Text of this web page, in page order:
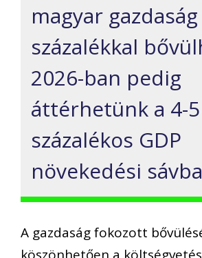
magyar
százalékkal
2026-ban pedig
áttérhetünk a 4-5
százalékos GDP
növekedési
A gazdaság fokozott